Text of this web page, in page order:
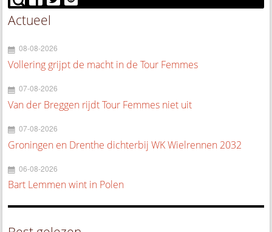
Actueel
08-08-2026
Vollering grijpt de macht in de Tour Femmes
07-08-2026
Van der Breggen rijdt Tour Femmes niet uit
07-08-2026
Groningen en Drenthe dichterbij WK Wielrennen 2032
06-08-2026
Bart Lemmen wint in Polen